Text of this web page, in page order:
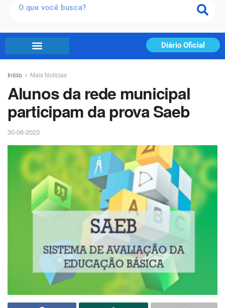
Diário Oficial
Início Mais Notícias
Alunos da rede municipal
participam da prova Saeb
30-06-2023